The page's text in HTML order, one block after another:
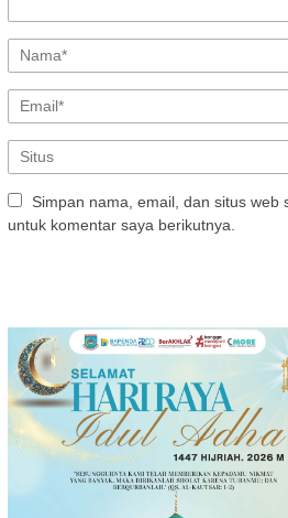
Simpan nama, email, dan situs web
untuk komentar saya berikutnya.